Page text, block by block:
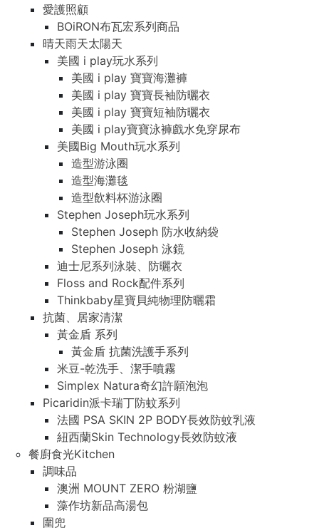
愛護照顧
BOiRON布瓦宏系列商品
晴天雨天太陽天
美國 i play玩水系列
美國 i play 寶寶海灘褲
美國 i play 寶寶長袖防曬衣
美國 i play 寶寶短袖防曬衣
美國 i play寶寶泳褲戲水免穿尿布
美國Big Mouth玩水系列
造型游泳圈
造型海灘毯
造型飲料杯游泳圈
Stephen Joseph玩水系列
Stephen Joseph 防水收納袋
Stephen Joseph 泳鏡
迪士尼系列泳裝、防曬衣
Floss and Rock配件系列
Thinkbaby星寶貝純物理防曬霜
抗菌、居家清潔
黃金盾 系列
黃金盾 抗菌洗護手系列
米豆-乾洗手、潔手噴霧
Simplex Natura奇幻許願泡泡
Picaridin派卡瑞丁防蚊系列
法國 PSA SKIN 2P BODY長效防蚊乳液
紐西蘭Skin Technology長效防蚊液
餐廚食光Kitchen
調味品
澳洲 MOUNT ZERO 粉湖鹽
藻作坊新品高湯包
圍兜